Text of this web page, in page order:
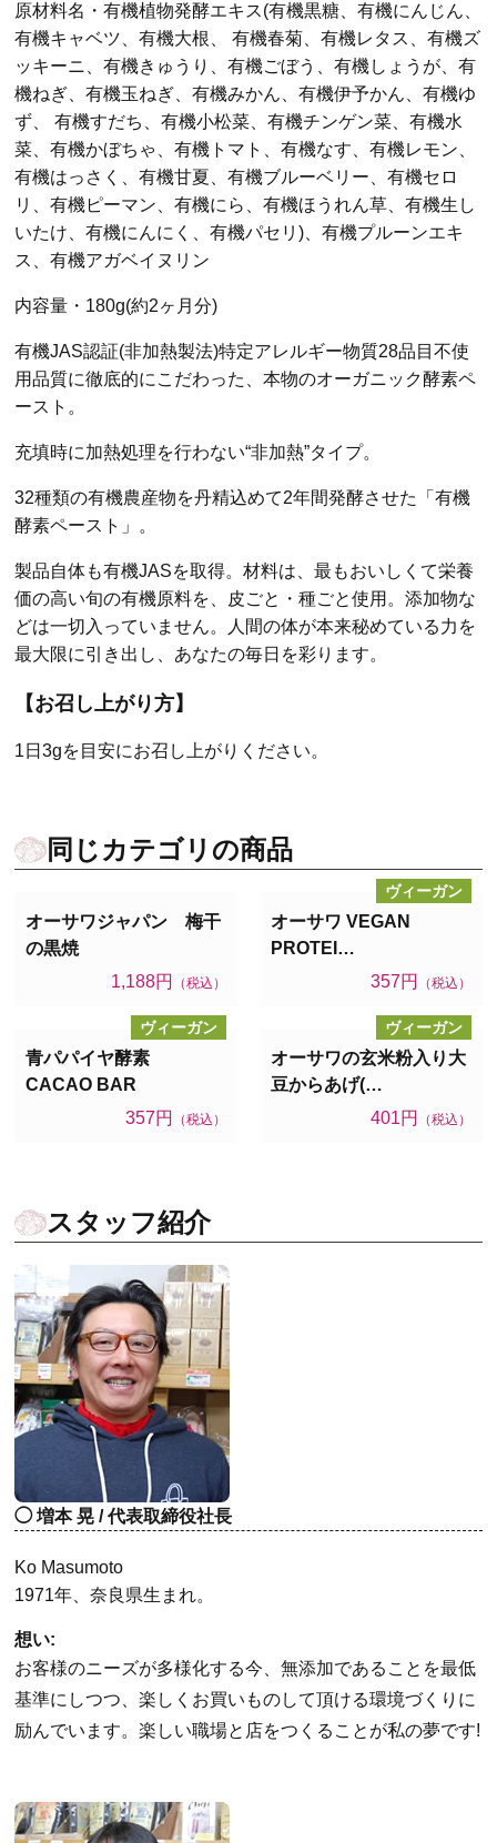
原材料名・有機植物発酵エキス(有機黒糖、有機にんじん、
有機キャベツ、有機大根、 有機春菊、有機レタス、有機ズ
ッキーニ、有機きゅうり、有機ごぼう、有機しょうが、有
機ねぎ、有機玉ねぎ、有機みかん、有機伊予かん、有機ゆ
ず、 有機すだち、有機小松菜、有機チンゲン菜、有機水
菜、有機かぼちゃ、有機トマト、有機なす、有機レモン、
有機はっさく、有機甘夏、有機ブルーベリー、有機セロ
リ、有機ピーマン、有機にら、有機ほうれん草、有機生し
いたけ、有機にんにく、有機パセリ)、有機プルーンエキ
ス、有機アガベイヌリン
内容量・180g(約2ヶ月分)
有機JAS認証(非加熱製法)特定アレルギー物質28品目不使
用品質に徹底的にこだわった、本物のオーガニック酵素ペ
ースト。
充填時に加熱処理を行わない“非加熱”タイプ。
32種類の有機農産物を丹精込めて2年間発酵させた「有機
酵素ペースト」。
製品自体も有機JASを取得。材料は、最もおいしくて栄養
価の高い旬の有機原料を、皮ごと・種ごと使用。添加物な
どは一切入っていません。人間の体が本来秘めている力を
最大限に引き出し、あなたの毎日を彩ります。
【お召し上がり方】
1日3gを目安にお召し上がりください。
同じカテゴリの商品
オーサワジャパン 梅干
の黒焼
1,188円
（税込）
ヴィーガン
オーサワ VEGAN
PROTEI…
357円
（税込）
ヴィーガン
青パパイヤ酵素
CACAO BAR
357円
（税込）
ヴィーガン
オーサワの玄米粉入り大
豆からあげ(…
401円
（税込）
スタッフ紹介
増本 晃 / 代表取締役社長
Ko Masumoto
1971年、奈良県生まれ。
想い:
お客様のニーズが多様化する今、無添加であることを最低
基準にしつつ、楽しくお買いものして頂ける環境づくりに
励んでいます。楽しい職場と店をつくることが私の夢です!